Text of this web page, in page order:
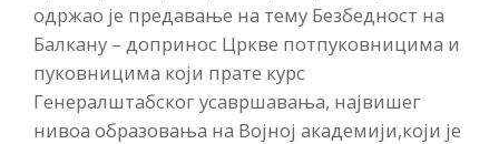
одржао је предавање на тему Безбедност на
Балкану – допринос Цркве потпуковницима и
пуковницима који прате курс
Генералштабског усавршавања, највишег
нивоа образовања на Војној академији,који је